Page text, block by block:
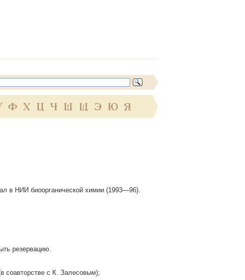
Ф Х Ц Ч Ш Щ Э Ю Я
в НИИ биоорганической химии (1993—96).
резервацию.
с К. Залесовым);